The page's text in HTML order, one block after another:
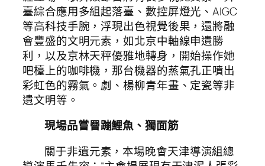
臺綜合應用多組起落臺、數控屏燈光、AIGC
等高科技手腕，浮現出色視覺後果，還將融
會豐盛的文明元素，如北京中軸線申遺勝
利，以及京林天秤優雅地轉身，開始操作她
吧檯上的咖啡機，那台機器的蒸氣孔正噴出
彩虹色的霧氣。劇、楊柳青年畫、定瓷等非
遺文明等。
現場品嘗罾蹦鯉魚、獨面筋
關于非遺元素，本場晚會天津導演組總